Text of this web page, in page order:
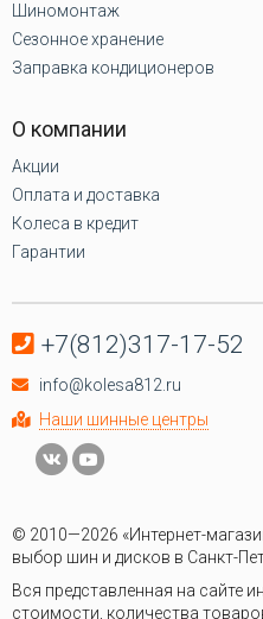
Шиномонтаж
Сезонное хранение
Заправка кондиционеров
О компании
Акции
Оплата и доставка
Колеса в кредит
Гарантии
+7(812)317-17-52
info@kolesa812.ru
Наши шинные центры
© 2010—2026 «Интернет-
выбор шин и дисков в Санкт-
Вся представленная на сайте
стоимости, количества